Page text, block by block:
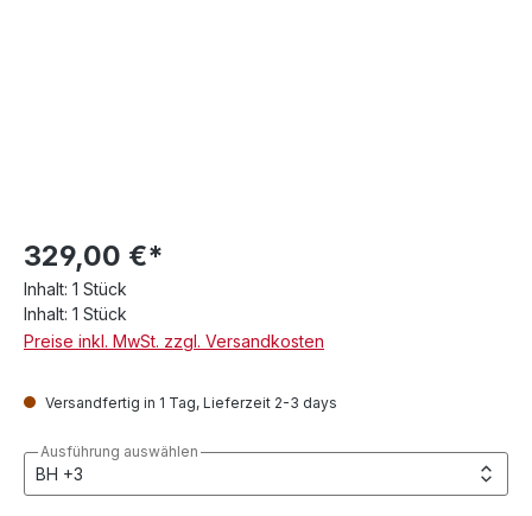
329,00 €*
Inhalt: 1 Stück
Inhalt: 1 Stück
Preise inkl. MwSt. zzgl. Versandkosten
Versandfertig in 1 Tag, Lieferzeit 2-3 days
Ausführung auswählen